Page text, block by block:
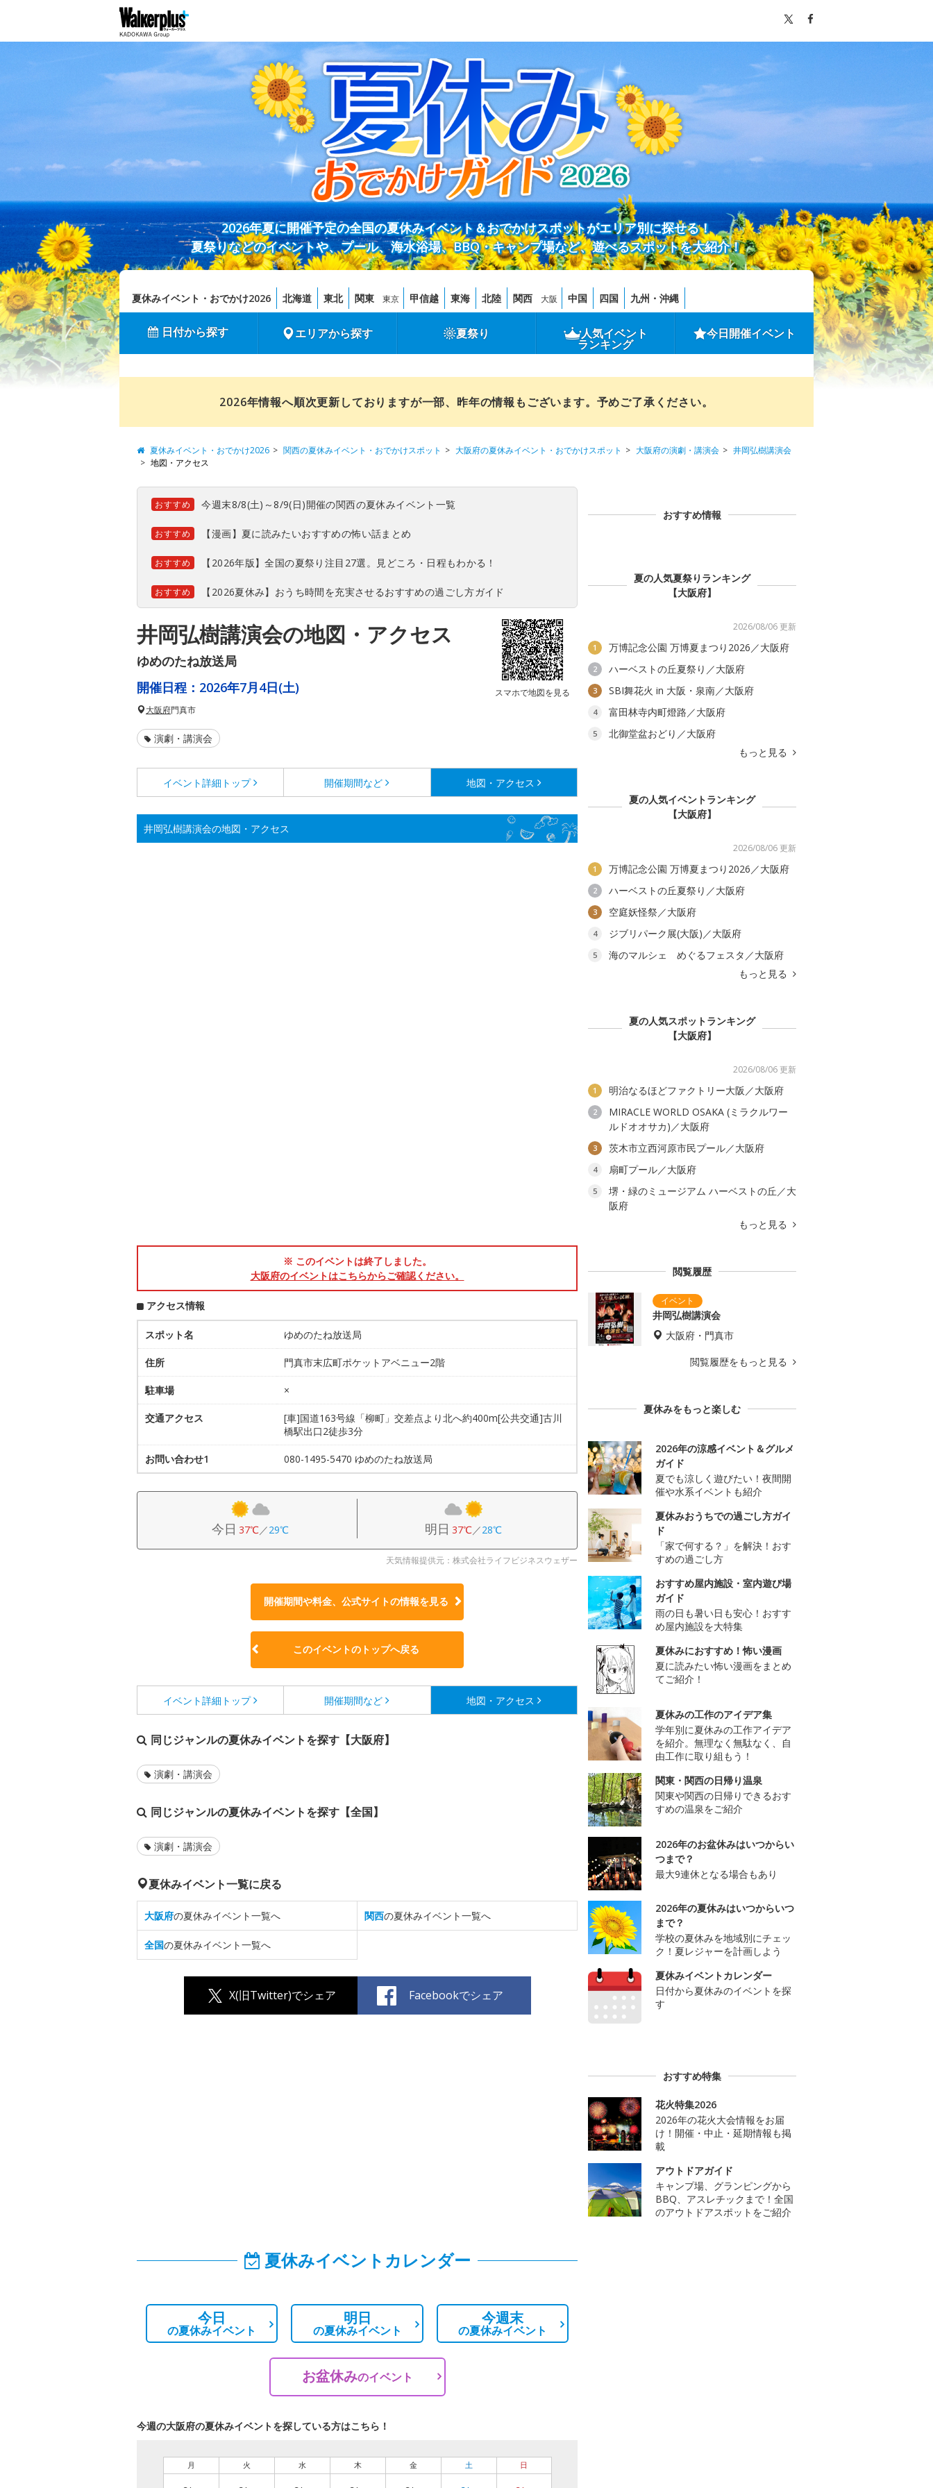
2026年夏に開催予定の全国の夏休みイベント＆おでかけスポットがエリア別に探せる！
夏祭りなどのイベントや、プール、海水浴場、BBQ・キャンプ場など、遊べるスポットを大紹介！
夏休みイベント・おでかけ2026 北海道 東北 関東 東京 甲信越 東海 北陸 関西 大阪 中国 四国 九州・沖縄
日付から探す エリアから探す 夏祭り 人気イベント
ランキング
今日開催イベント
2026年情報へ順次更新しておりますが一部、昨年の情報もございます。予めご了承ください。
夏休みイベント・おでかけ2026 関西の夏休みイベント・おでかけスポット 大阪府の夏休みイベント・おでかけスポット 大阪府の演劇・講演会
井岡弘樹講演会
地図・アクセス
おすすめ 今週末8/8(土)～8/9(日)開催の関西の夏休みイベント一覧
おすすめ 【漫画】夏に読みたいおすすめの怖い話まとめ
おすすめ 【2026年版】全国の夏祭り注目27選。見どころ・日程もわかる！
おすすめ 【2026夏休み】おうち時間を充実させるおすすめの過ごし方ガイド
井岡弘樹講演会の地図・アクセス
ゆめのたね放送局
スマホで地図を見る
開催日程： 2026年7月4日(土)
大阪府門真市
演劇・講演会
イベント詳細 トップ 開催期間など 地図・アクセス
井岡弘樹講演会の地図・アクセス
※ このイベントは終了しました。
大阪府のイベントはこちらからご確認ください。
アクセス情報
スポット名 ゆめのたね放送局
住所 門真市末広町ポケットアベニュー2階
駐車場 ×
交通アクセス
[車]国道163号線「柳町」交差点より北へ約400m[公共交通]古川
橋駅出口2徒歩3分
お問い合わせ1 080-1495-5470 ゆめのたね放送局
今日 37℃／29℃ 明日 37℃／28℃
天気情報提供元：株式会社ライフビジネスウェザー
開催期間や料金、公式サイトの情報を見る
このイベントのトップへ戻る
イベント詳細 トップ 開催期間など 地図・アクセス
同じジャンルの夏休みイベントを探す【大阪府】
演劇・講演会
同じジャンルの夏休みイベントを探す【全国】
演劇・講演会
夏休みイベント一覧に戻る
大阪府の夏休みイベント一覧へ 関西の夏休みイベント一覧へ
全国の夏休みイベント一覧へ
X(旧Twitter)でシェア Facebookでシェア
夏休みイベントカレンダー
今日
の夏休みイベント
明日
の夏休みイベント
今週末
の夏休みイベント
お盆休みのイベント
今週の大阪府の夏休みイベントを探している方はこちら！
月 火 水 木 金 土 日
おすすめ情報
夏の人気夏祭りランキング
【大阪府】
2026/08/06 更新
1 万博記念公園 万博夏まつり2026／大阪府
2 ハーベストの丘夏祭り／大阪府
3 SBI舞花火 in 大阪・泉南／大阪府
4 富田林寺内町燈路／大阪府
5
北御堂盆おどり／大阪府
もっと見る
夏の人気イベントランキング
【大阪府】
2026/08/06 更新
1 万博記念公園 万博夏まつり2026／大阪府
2 ハーベストの丘夏祭り／大阪府
3 空庭妖怪祭／大阪府
4 ジブリパーク展(大阪)／大阪府
5
海のマルシェ めぐるフェスタ／大阪府
もっと見る
夏の人気スポットランキング
【大阪府】
2026/08/06 更新
1 明治なるほどファクトリー大阪／大阪府
2
MIRACLE WORLD OSAKA (ミラクルワー
ルドオオサカ)／大阪府
3 茨木市立西河原市民プール／大阪府
4 扇町プール／大阪府
5
堺・緑のミュージアム ハーベストの丘／大
阪府
もっと見る
閲覧履歴
井岡弘樹講演会
大阪府・門真市
閲覧履歴をもっと見る
夏休みをもっと楽しむ
2026年の涼感イベント＆グルメ
ガイド
夏でも涼しく遊びたい！夜間開
催や水系イベントも紹介
夏休みおうちでの過ごし方ガイ
ド
「家で何する？」を解決！おす
すめの過ごし方
おすすめ屋内施設・室内遊び場
ガイド
雨の日も暑い日も安心！おすす
め屋内施設を大特集
夏休みにおすすめ！怖い漫画
夏に読みたい怖い漫画をまとめ
てご紹介！
夏休みの工作のアイデア集
学年別に夏休みの工作アイデア
を紹介。無理なく無駄なく、自
由工作に取り組もう！
関東・関西の日帰り温泉
関東や関西の日帰りできるおす
すめの温泉をご紹介
2026年のお盆休みはいつからい
つまで？
最大9連休となる場合もあり
2026年の夏休みはいつからいつ
まで？
学校の夏休みを地域別にチェッ
ク！夏レジャーを計画しよう
夏休みイベントカレンダー
日付から夏休みのイベントを探
す
おすすめ特集
花火特集2026
2026年の花火大会情報をお届
け！開催・中止・延期情報も掲
載
アウトドアガイド
キャンプ場、グランピングから
BBQ、アスレチックまで！全国
のアウトドアスポットをご紹介